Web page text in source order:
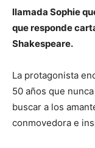
llamada Sophie
que responde
Shakespeare.
La protagonista
50 años que
buscar a los
conmovedora e